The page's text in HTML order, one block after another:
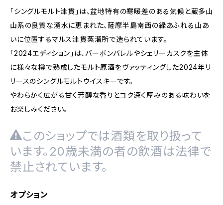
「シングルモルト津貫」は、盆地特有の寒暖差のある気候と蔵多山
山系の良質な湧水に恵まれた、薩摩半島南西の緑あふれる山あ
いに位置するマルス津貫蒸溜所で造られています。
「2024エディション」は、バーボンバレルやシェリーカスクを主体
に様々な樽で熟成したモルト原酒をヴァッティングした2024年リ
リースのシングルモルトウイスキーです。
やわらかく広がる甘く芳醇な香りとコク深く厚みのある味わいを
お楽しみください。
このショップでは酒類を取り扱って
います。20歳未満の者の飲酒は法律で
禁止されています。
オプション